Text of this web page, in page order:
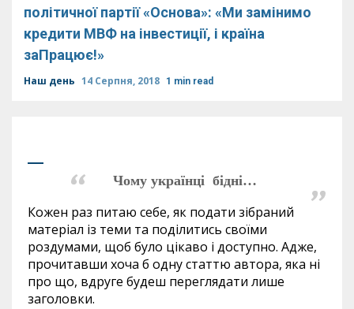
політичної партії «Основа»: «Ми замінимо
кредити МВФ на інвестиції, і країна
заПрацює!»
Наш день 14 Серпня, 2018 1 min read
Чому українці бідні…
Кожен раз питаю себе, як подати зібраний
матеріал із теми та поділитись своїми
роздумами, щоб було цікаво і доступно. Адже,
прочитавши хоча б одну статтю автора, яка ні
про що, вдруге будеш переглядати лише
заголовки.